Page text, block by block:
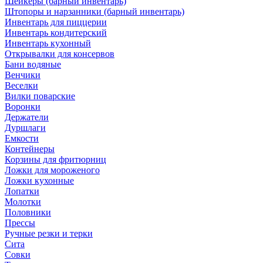
Штопоры и нарзанники (барный инвентарь)
Инвентарь для пиццерии
Инвентарь кондитерский
Инвентарь кухонный
Открывалки для консервов
Бани водяные
Венчики
Веселки
Вилки поварские
Воронки
Держатели
Дуршлаги
Емкости
Контейнеры
Корзины для фритюрниц
Ложки для мороженого
Ложки кухонные
Лопатки
Молотки
Половники
Прессы
Ручные резки и терки
Сита
Совки